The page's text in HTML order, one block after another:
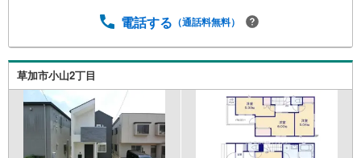
電話する （通話料無料）
草加市小山2丁目